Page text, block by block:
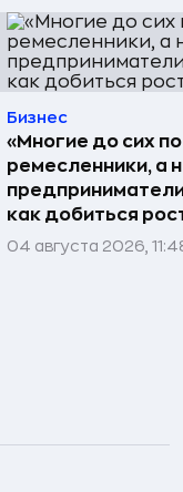
Бизнес
«Многие до сих
ремесленники, а
как добиться
04 августа 2026,